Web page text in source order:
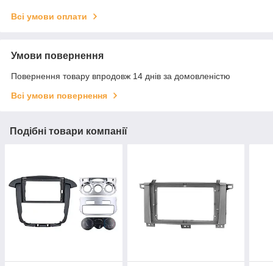
Всі умови оплати
Умови повернення
Повернення товару впродовж 14 днів за домовленістю
Всі умови повернення
Подібні товари компанії